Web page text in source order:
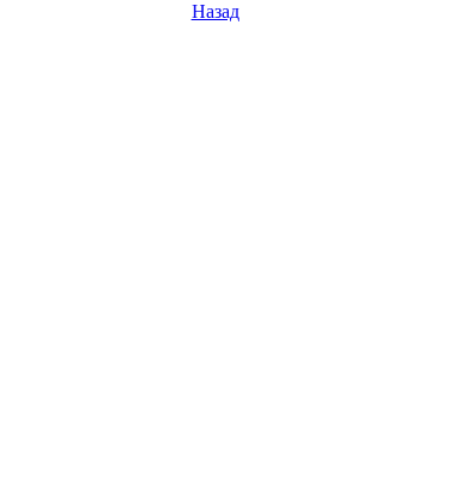
Назад